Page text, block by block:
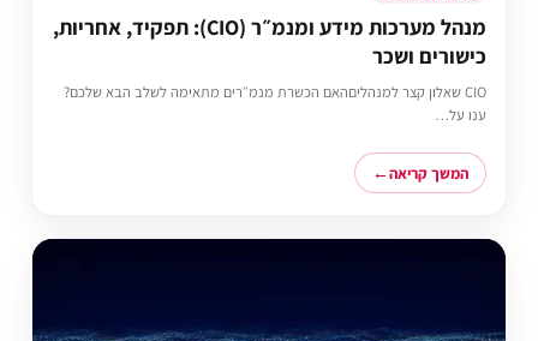
מנהל מערכות מידע ומנמ״ר (CIO): תפקיד, אחריות,
כישורים ושכר
CIO שאלון קצר למנהליםהאם הכשרת מנמ״רים מתאימה לשלב הבא שלכם?
ענו על…
המשך קריאה